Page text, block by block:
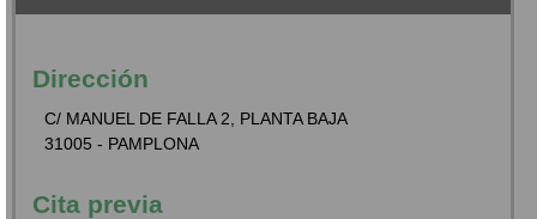
Dirección
C/ MANUEL DE FALLA 2, PLANTA BAJA
31005 - PAMPLONA
Cita previa